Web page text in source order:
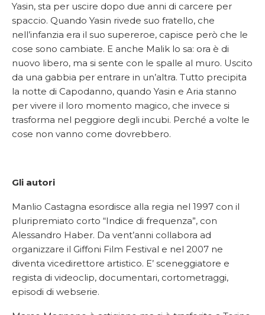
Yasin, sta per uscire dopo due anni di carcere per
spaccio. Quando Yasin rivede suo fratello, che
nell’infanzia era il suo supereroe, capisce però che le
cose sono cambiate. E anche Malik lo sa: ora è di
nuovo libero, ma si sente con le spalle al muro. Uscito
da una gabbia per entrare in un’altra. Tutto precipita
la notte di Capodanno, quando Yasin e Aria stanno
per vivere il loro momento magico, che invece si
trasforma nel peggiore degli incubi. Perché a volte le
cose non vanno come dovrebbero.
Gli autori
Manlio Castagna esordisce alla regia nel 1997 con il
pluripremiato corto “Indice di frequenza”, con
Alessandro Haber. Da vent’anni collabora ad
organizzare il Giffoni Film Festival e nel 2007 ne
diventa vicedirettore artistico. E’ sceneggiatore e
regista di videoclip, documentari, cortometraggi,
episodi di webserie.